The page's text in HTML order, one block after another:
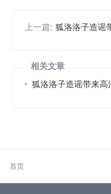
上一篇: 狐洛洛子造谣
相关文章
狐洛洛子造谣带来
首页